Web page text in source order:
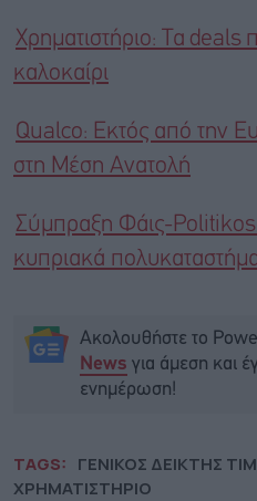
Χρηματιστήριο: Τα deals
καλοκαίρι
Qualco: Εκτός από την
στη Μέση Ανατολή
Σύμπραξη Φάις-
κυπριακά
Ακολουθήστε το
News για άμεση και
ενημέρωση!
TAGS: ΓΕΝΙΚΟΣ ΔΕΙΚΤΗΣ
ΧΡΗΜΑΤΙΣΤΗΡΙΟ